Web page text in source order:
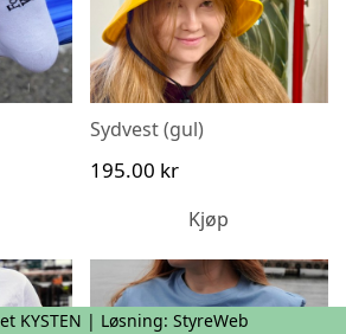
kr
Sydvest (gul)
195.00 kr
Kjøp
195.00 kr
Legg til i
T-skjorte anker
KYSTEN | Løsning: StyreWeb